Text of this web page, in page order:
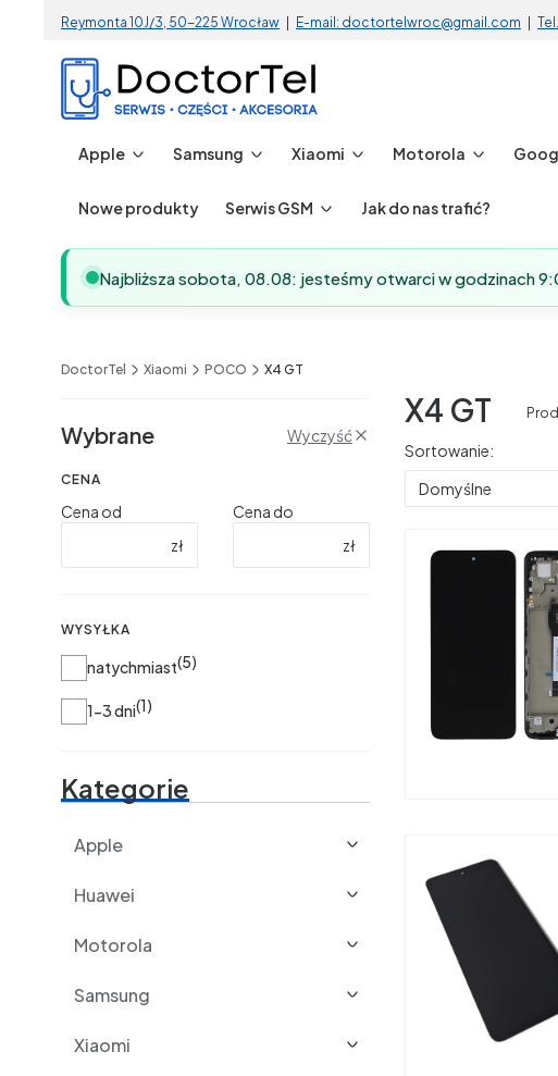
Reymonta 10J/3, 50-225 Wrocław E-mail: doctortelwroc@gmail.com
Apple Samsung Xiaomi Motorola
Nowe produkty Serwis GSM Jak do nas trafić?
Najbliższa sobota, 08.08: jesteśmy otwarci w godzinach
DoctorTel Xiaomi POCO X4 GT
Wybrane Wyczyść
CENA
Cena od
zł
Cena do
zł
WYSYŁKA
Wysyłka
natychmiast 5
1-3 dni 1
Kategorie
Apple
Huawei
Motorola
Samsung
Xiaomi
X4 GT
Lista
Sortowanie:
Domyślne